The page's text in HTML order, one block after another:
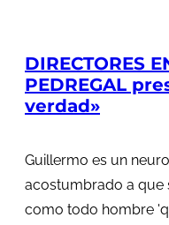
DIRECTORES
PEDREGAL
verdad»
Guillermo es un
acostumbrado a que
como todo hombre